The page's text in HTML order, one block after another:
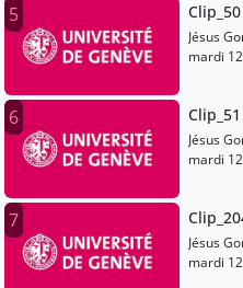
5 Clip_50
Jésus
mardi
6 Clip_51
Jésus
mardi
7
Jésus
mardi